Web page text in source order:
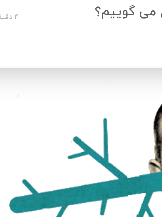
می گوییم؟ ۴ دقیقه